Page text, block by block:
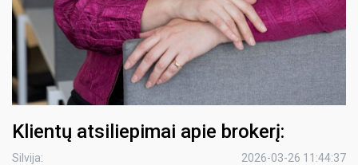
Klientų atsiliepimai apie brokerį:
Silvija: 2026-03-26 11:44:37